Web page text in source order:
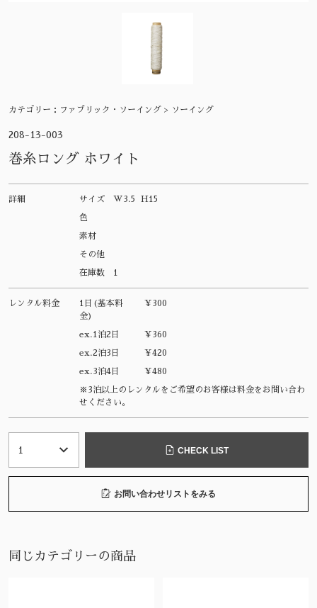
カテゴリー： ファブリック・ソーイング > ソーイング
208-13-003
巻糸ロング ホワイト
詳細 サイズ W3.5 H15
色
素材
その他
在庫数 1
レンタル料金
1日(基本料
金)
¥300
ex.1泊2日 ¥360
ex.2泊3日 ¥420
ex.3泊4日 ¥480
※3泊以上のレンタルをご希望のお客様は料金をお問い合わ
せください。
CHECK LIST
お問い合わせリストをみる
同じカテゴリーの商品